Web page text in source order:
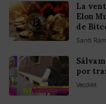
La
Elon
de
Santi
por
VecoVet